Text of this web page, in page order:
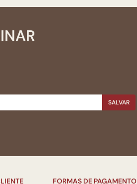
SALVAR
FORMAS DE PAGAMENTO